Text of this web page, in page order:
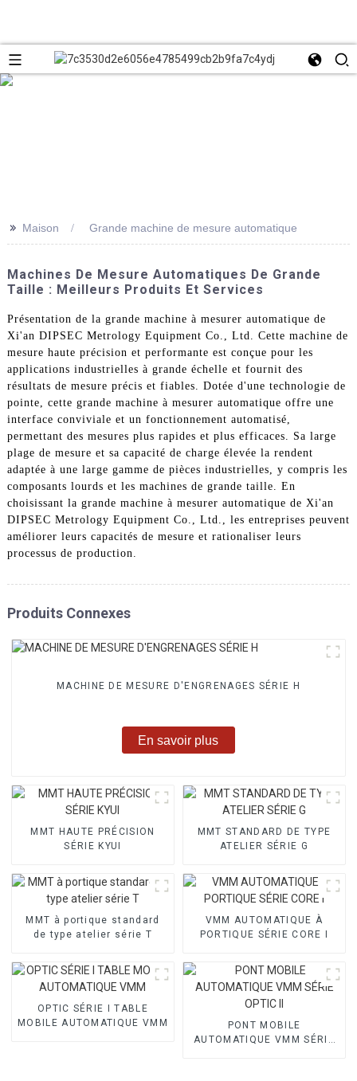
>> Maison Grande machine de mesure automatique
Machines De Mesure Automatiques De Grande
Taille : Meilleurs Produits Et Services
Présentation de la grande machine à mesurer automatique de
Xi'an DIPSEC Metrology Equipment Co., Ltd. Cette machine de
mesure haute précision et performante est conçue pour les
applications industrielles à grande échelle et fournit des
résultats de mesure précis et fiables. Dotée d'une technologie de
pointe, cette grande machine à mesurer automatique offre une
interface conviviale et un fonctionnement automatisé,
permettant des mesures plus rapides et plus efficaces. Sa large
plage de mesure et sa capacité de charge élevée la rendent
adaptée à une large gamme de pièces industrielles, y compris les
composants lourds et les machines de grande taille. En
choisissant la grande machine à mesurer automatique de Xi'an
DIPSEC Metrology Equipment Co., Ltd., les entreprises peuvent
améliorer leurs capacités de mesure et rationaliser leurs
processus de production.
Produits Connexes
MACHINE DE MESURE D'ENGRENAGES SÉRIE H
En savoir plus
MMT HAUTE PRÉCISION
SÉRIE KYUI
MMT STANDARD DE TYPE
ATELIER SÉRIE G
MMT à portique standard
de type atelier série T
VMM AUTOMATIQUE À
PORTIQUE SÉRIE CORE I
OPTIC SÉRIE I TABLE
MOBILE AUTOMATIQUE VMM
PONT MOBILE
AUTOMATIQUE VMM SÉRIE